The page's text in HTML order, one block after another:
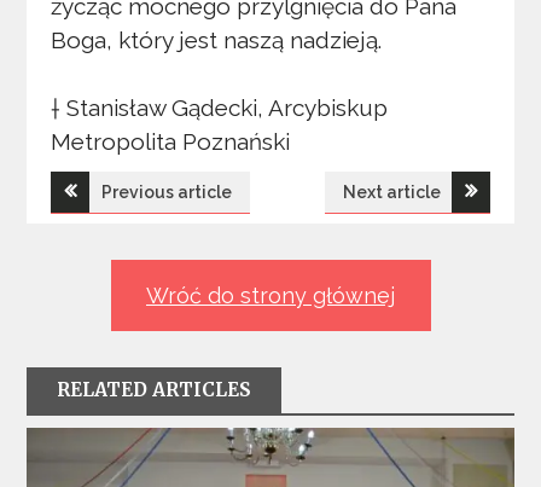
życząc mocnego przylgnięcia do Pana
Boga, który jest naszą nadzieją.
† Stanisław Gądecki, Arcybiskup
Metropolita Poznański
Nawigacja
Previous article Next article
Wróć do strony głównej
RELATED ARTICLES